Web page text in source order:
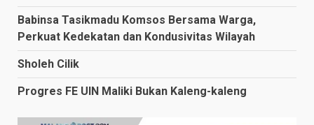
Babinsa Tasikmadu Komsos Bersama Warga,
Perkuat Kedekatan dan Kondusivitas Wilayah
Sholeh Cilik
Progres FE UIN Maliki Bukan Kaleng-kaleng